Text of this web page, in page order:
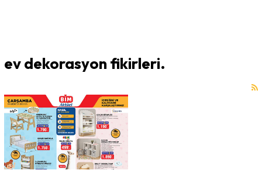
ev dekorasyon fikirleri.